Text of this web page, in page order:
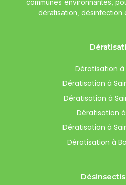
dératisation, désinfection
Dératisation à
Dératisation à
Dératisation à
Dératisation
Dératisation à
Dératisation à